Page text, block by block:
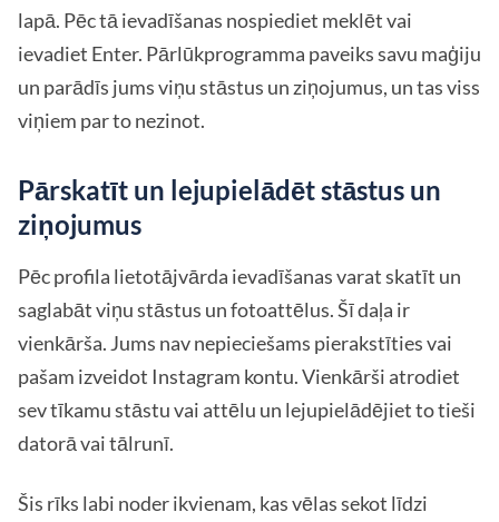
lapā. Pēc tā ievadīšanas nospiediet meklēt vai
ievadiet Enter. Pārlūkprogramma paveiks savu maģiju
un parādīs jums viņu stāstus un ziņojumus, un tas viss
viņiem par to nezinot.
Pārskatīt un lejupielādēt stāstus un
ziņojumus
Pēc profila lietotājvārda ievadīšanas varat skatīt un
saglabāt viņu stāstus un fotoattēlus. Šī daļa ir
vienkārša. Jums nav nepieciešams pierakstīties vai
pašam izveidot Instagram kontu. Vienkārši atrodiet
sev tīkamu stāstu vai attēlu un lejupielādējiet to tieši
datorā vai tālrunī.
Šis rīks labi noder ikvienam, kas vēlas sekot līdzi